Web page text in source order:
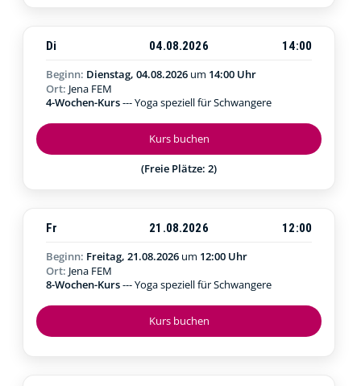
Kurs buchen
(Freie Plätze: 2)
Di 04.08.2026
14:00
Beginn: Dienstag, 04.08.2026 um 14:00 Uhr
Ort: Jena FEM
4-Wochen-Kurs--- Yoga speziell für Schwangere
Kurs buchen
Fr 21.08.2026
12:00
Beginn: Freitag, 21.08.2026 um 12:00 Uhr
Ort: Jena FEM
8-Wochen-Kurs--- Yoga speziell für Schwangere